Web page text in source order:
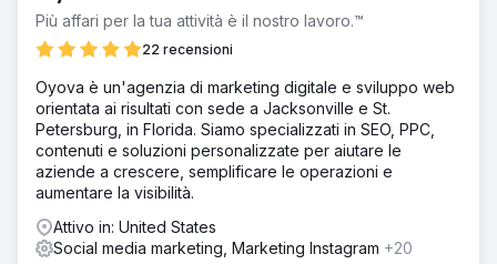
Più affari per la tua attività è il nostro lavoro.™
22 recensioni
Oyova è un'agenzia di marketing digitale e sviluppo web
orientata ai risultati con sede a Jacksonville e St.
Petersburg, in Florida. Siamo specializzati in SEO, PPC,
contenuti e soluzioni personalizzate per aiutare le
aziende a crescere, semplificare le operazioni e
aumentare la visibilità.
Attivo in: United States
Social media marketing, Marketing Instagram +20